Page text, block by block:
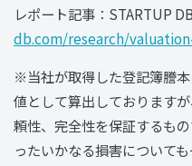
レポート記事：STARTUP
db.com/research/
※当社が取得した登記簿謄
値として算出しております
頼性、完全性を保証するも
ったいかなる損害について